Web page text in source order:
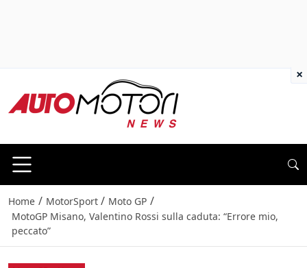
Home / MotorSport / Moto GP /
MotoGP Misano, Valentino Rossi sulla caduta: “Errore mio,
peccato”
×